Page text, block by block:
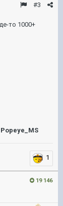
#3
то 1000+
1
19 146